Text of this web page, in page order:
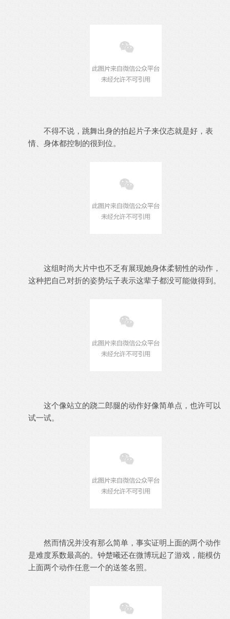
不得不说，跳舞出身的拍起片子来仪态就是好，表
情、身体都控制的很到位。
这组时尚大片中也不乏有展现她身体柔韧性的动作，
这种把自己对折的姿势坛子表示这辈子都没可能做得到。
这个像站立的跷二郎腿的动作好像简单点，也许可以
试一试。
然而情况并没有那么简单，事实证明上面的两个动作
是难度系数最高的。钟楚曦还在微博玩起了游戏，能模仿
上面两个动作任意一个的送签名照。